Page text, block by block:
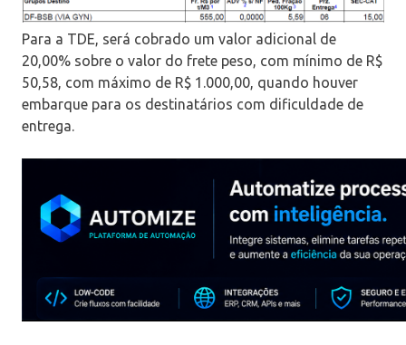
Para a TDE, será cobrado um valor adicional de
20,00% sobre o valor do frete peso, com mínimo de R$
50,58, com máximo de R$ 1.000,00, quando houver
embarque para os destinatários com dificuldade de
entrega.